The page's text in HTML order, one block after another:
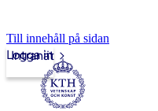
Till innehåll på sidan
Intranät
Logga in